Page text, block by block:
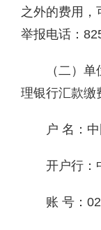
之外的费用，
举报电话：
（二）
理银行汇款缴
户 名：
开户行：
账 号：